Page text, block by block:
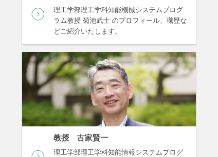
理工学部理工学科知能機械システムプログ
ラム教授 菊池武士 のプロフィール、職歴な
どご紹介いたします。
教授 古家賢一
理工学部理工学科知能情報システムプログ